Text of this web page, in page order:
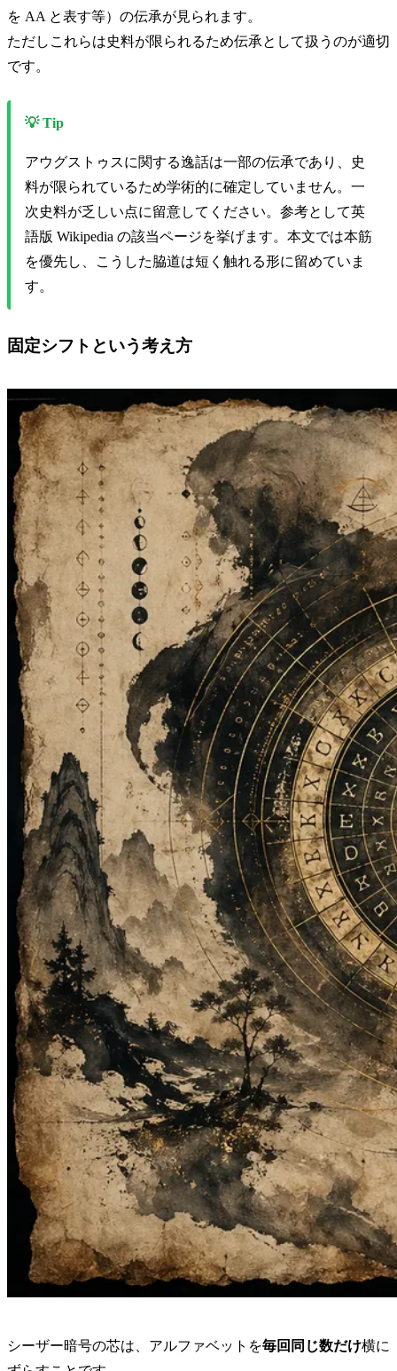
を AA と表す等）の伝承が見られます。
ただしこれらは史料が限られるため伝承として扱うのが適切
です。
💡 Tip
アウグストゥスに関する逸話は一部の伝承であり、史
料が限られているため学術的に確定していません。一
次史料が乏しい点に留意してください。参考として英
語版 Wikipedia の該当ページを挙げます。本文では本筋
を優先し、こうした脇道は短く触れる形に留めていま
す。
固定シフトという考え方
シーザー暗号の芯は、アルファベットを毎回同じ数だけ横に